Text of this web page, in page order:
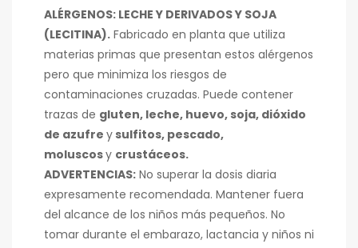
ALÉRGENOS: LECHE Y DERIVADOS Y SOJA
(LECITINA). Fabricado en planta que utiliza
materias primas que presentan estos alérgenos
pero que minimiza los riesgos de
contaminaciones cruzadas. Puede contener
trazas de gluten, leche, huevo, soja, dióxido
de azufre y sulfitos, pescado,
moluscosy crustáceos.
ADVERTENCIAS: No superar la dosis diaria
expresamente recomendada. Mantener fuera
del alcance de los niños más pequeños. No
tomar durante el embarazo, lactancia y niños ni